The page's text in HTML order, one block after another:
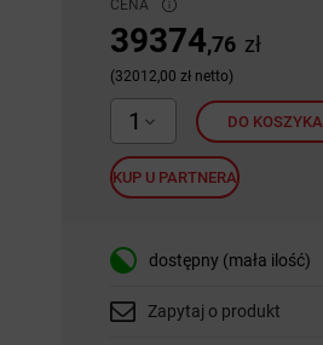
CENA
39374,76 zł
(32012,00 zł netto)
1 DO KOSZYKA
KUP U PARTNERA
dostępny (mała ilość)
Zapytaj o produkt